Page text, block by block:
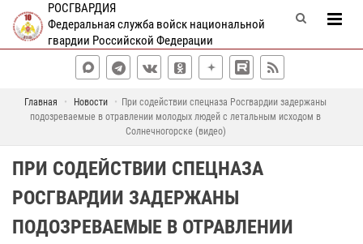
РОСГВАРДИЯ
Федеральная служба войск национальной
гвардии Российской Федерации
Главная Новости
При содействии спецназа Росгвардии задержаны
подозреваемые в отравлении молодых людей с летальным исходом в
Солнечногорске (видео)
ПРИ СОДЕЙСТВИИ СПЕЦНАЗА
РОСГВАРДИИ ЗАДЕРЖАНЫ
ПОДОЗРЕВАЕМЫЕ В ОТРАВЛЕНИИ